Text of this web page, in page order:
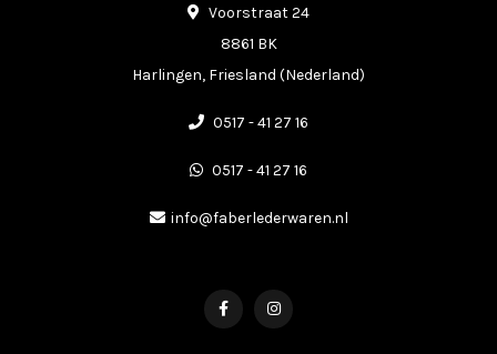
Voorstraat 24
8861 BK
Harlingen, Friesland (Nederland)
0517 - 41 27 16
0517 - 41 27 16
info@faberlederwaren.nl